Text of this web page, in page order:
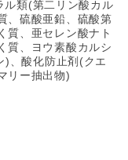
ル類(第二リン酸カル
、硫酸亜鉛、硫酸第
質、亜セレン酸ナト
質、ヨウ素酸カルシ
)、酸化防止剤(クエ
リー抽出物)